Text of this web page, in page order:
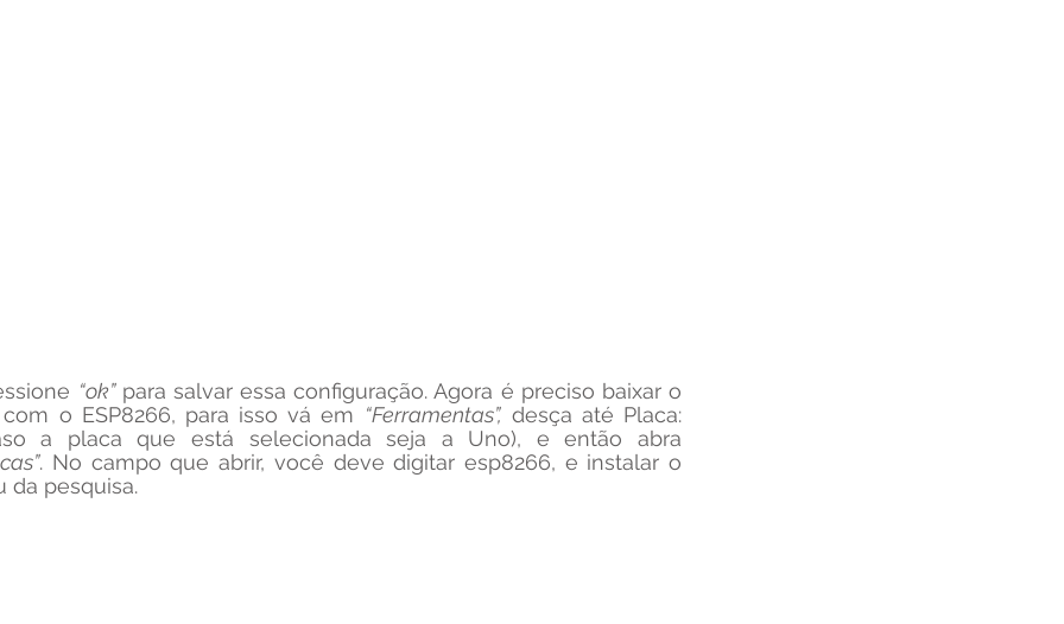
“ok” para salvar essa configuração. Agora é preciso baixar o
o ESP8266, para isso vá em “Ferramentas”,
. No campo que abrir, você deve digitar esp8266, e instalar o
da pesquisa.